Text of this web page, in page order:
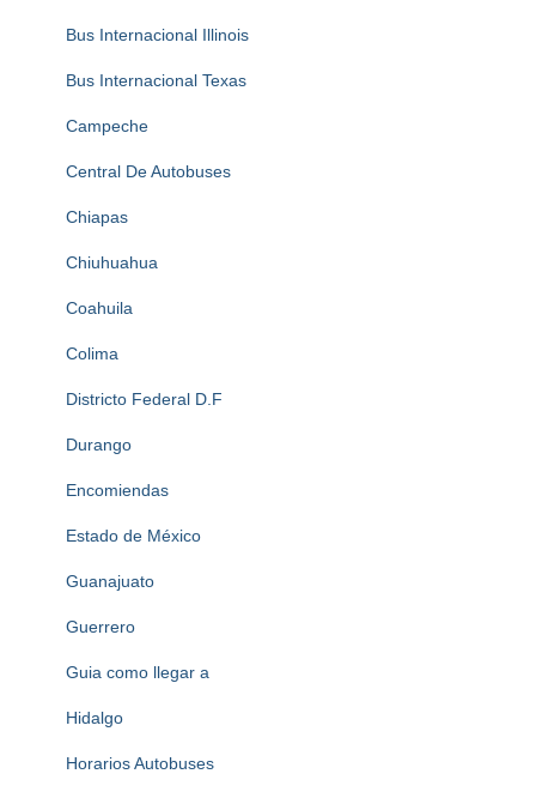
Bus Internacional Illinois
Bus Internacional Texas
Campeche
Central De Autobuses
Chiapas
Chiuhuahua
Coahuila
Colima
Districto Federal D.F
Durango
Encomiendas
Estado de México
Guanajuato
Guerrero
Guia como llegar a
Hidalgo
Horarios Autobuses